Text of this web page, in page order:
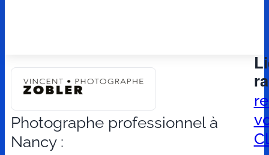
Photographe professionnel à
Nancy :